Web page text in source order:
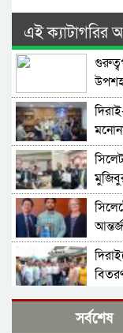
এই ক্যাটাগরির
সর্বশেষ